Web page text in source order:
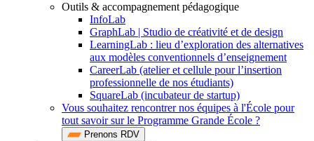
Outils & accompagnement pédagogique
InfoLab
GraphLab | Studio de créativité et de design
LearningLab : lieu d’exploration des alternatives
aux modèles conventionnels d’enseignement
CareerLab (atelier et cellule pour l’insertion
professionnelle de nos étudiants)
SquareLab (incubateur de startup)
Vous souhaitez rencontrer nos équipes à l'École pour
tout savoir sur le Programme Grande École ?
Prenons RDV